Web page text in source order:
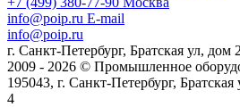
info@poip.ru E-mail
info@poip.ru
г. Санкт-Петербург, Братская ул,
2009 - 2026 © Промышленное
195043, г. Санкт-Петербург,
4